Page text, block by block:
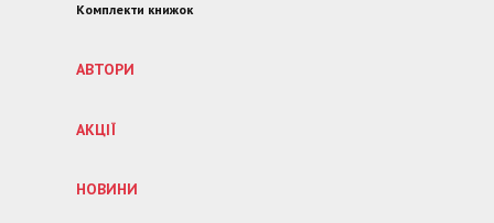
Комплекти книжок
АВТОРИ
АКЦІЇ
НОВИНИ